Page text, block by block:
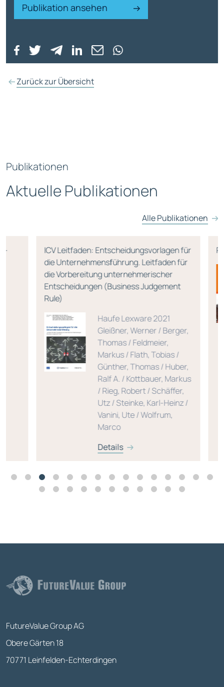
Publikation ansehen
Zurück zur Übersicht
Publikationen
Aktuelle Publikationen
Alle Publikationen
ICV Leitfaden: Entscheidungsvorlagen für
die Unternehmensführung. Leitfaden für
die Vorbereitung unternehmerischer
Entscheidungen (Business Judgement
Rule)
Haufe Lexware 2021
Gleißner, Werner / Berger,
Thomas / Feldmeier,
Markus / Flath, Tobias /
Günther, Thomas / Huber,
Ralf A. / Kottbauer, Markus
/ Rieg, Robert / Schäffer,
Utz / Steinke, Karl-Heinz /
Vanini, Ute / Wolfrum,
Marco
Details
FutureValue Group AG
Obere Gärten 18
70771 Leinfelden-Echterdingen